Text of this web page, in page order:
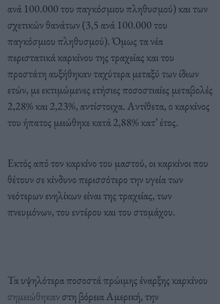
ανά 100.000 του παγκόσμιου πληθυσμού) και των
σχετικών θανάτων (3,5 ανά 100.000 του
παγκόσμιου πληθυσμού). Όμως τα νέα
περιστατικά καρκίνου της τραχείας και του
προστάτη αυξήθηκαν ταχύτερα μεταξύ των ίδιων
ετών, με εκτιμώμενες ετήσιες ποσοστιαίες μεταβολές
2,28% και 2,23%, αντίστοιχα. Αντίθετα, ο καρκίνος
του ήπατος μειώθηκε κατά 2,88% κατ’ έτος.
Εκτός από τον καρκίνο του μαστού, οι καρκίνοι που
θέτουν σε κίνδυνο περισσότερο την υγεία των
νεότερων ενηλίκων είναι της τραχείας, των
πνευμόνων, του εντέρου και του στομάχου.
Τα υψηλότερα ποσοστά πρώιμης έναρξης καρκίνου
σημειώθηκαν στη βόρεια Αμερική, την